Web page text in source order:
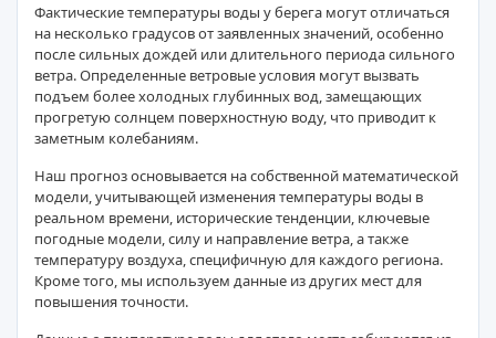
Фактические температуры воды у берега могут отличаться
на несколько градусов от заявленных значений, особенно
после сильных дождей или длительного периода сильного
ветра. Определенные ветровые условия могут вызвать
подъем более холодных глубинных вод, замещающих
прогретую солнцем поверхностную воду, что приводит к
заметным колебаниям.
Наш прогноз основывается на собственной математической
модели, учитывающей изменения температуры воды в
реальном времени, исторические тенденции, ключевые
погодные модели, силу и направление ветра, а также
температуру воздуха, специфичную для каждого региона.
Кроме того, мы используем данные из других мест для
повышения точности.